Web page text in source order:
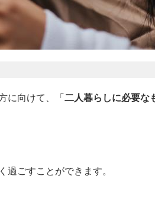
に向けて、「 二人暮らしに必要な
ごすことができます。